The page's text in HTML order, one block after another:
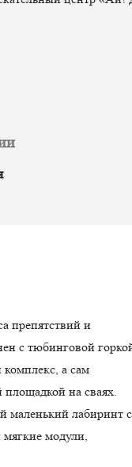
препятствий и
с тюбинговой
а сам
на сваях.
маленький лабиринт с
мягкие модули,